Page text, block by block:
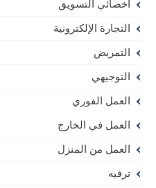
أخصائي التسويق
التجارة الإلكترونية
التمريض
التوجيهي
العمل الفوري
العمل في الخارج
العمل من المنزل
ترفيه